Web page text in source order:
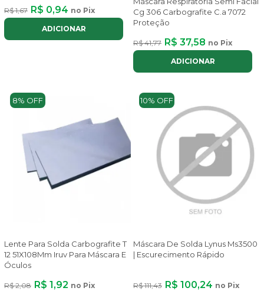
R$ 1,67 R$ 0,94 no Pix
ADICIONAR
Cg 306 Carbografite C.a 7072
Proteção
R$ 41,77 R$ 37,58 no Pix
ADICIONAR
8% OFF
Lente Para Solda Carbografite T
12 51X108Mm Iruv Para Máscara E
Óculos
R$ 2,08 R$ 1,92 no Pix
10% OFF
Máscara De Solda Lynus Ms3500
| Escurecimento Rápido
R$ 111,43 R$ 100,24 no Pix